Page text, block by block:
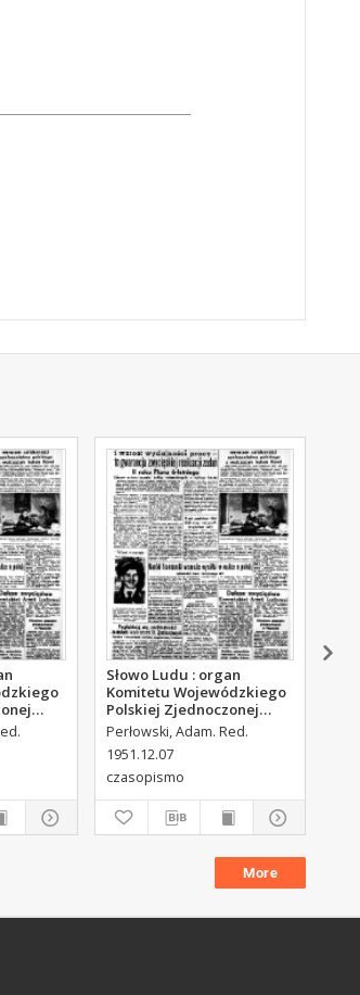
Słowo Ludu : organ
Komitetu Wojewódzkiego
Polskiej Zjednoczonej
Partii Robotniczej, 1951,
R.3, nr 316
Perłowski, Adam. Red.
1951.12.07
czasopismo
More